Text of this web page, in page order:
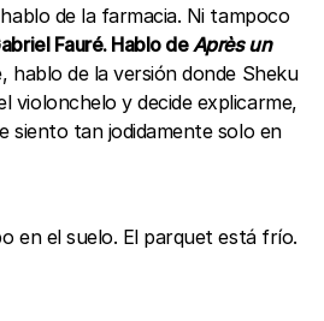
de la farmacia. Ni tampoco
Fauré. Hablo de Après un
hablo de la versión donde Sheku
violonchelo y decide explicarme,
siento tan jodidamente solo en
en el suelo. El parquet está frío.